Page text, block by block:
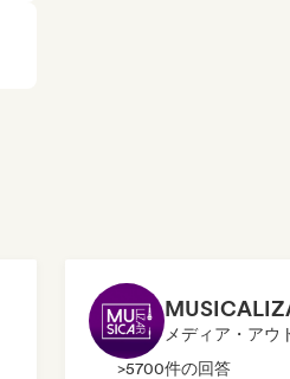
>5700件の回答